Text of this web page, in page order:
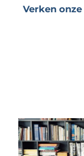
Verken